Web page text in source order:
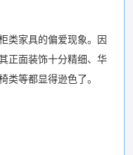
类家具的偏爱现象。因
正面装饰十分精细、华
类等都显得逊色了。